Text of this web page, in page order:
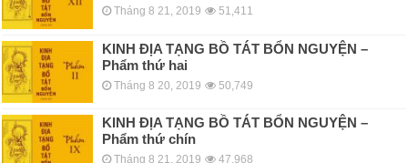
Tháng 8 21, 2019 51,411
KINH ÐỊA TẠNG BỒ TÁT BỔN NGUYỆN –
Phẩm thứ hai
Tháng 8 20, 2019 50,749
KINH ÐỊA TẠNG BỒ TÁT BỔN NGUYỆN –
Phẩm thứ chín
Tháng 8 21, 2019 47,968